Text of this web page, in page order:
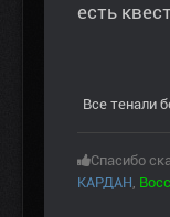
есть
Все тенали
Спасибо
КАРДАН,